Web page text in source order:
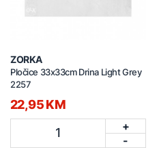
ZORKA
Pločice 33x33cm Drina Light Grey
2257
22,95 KM
1
+
-